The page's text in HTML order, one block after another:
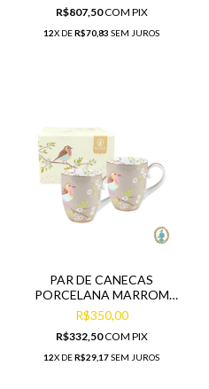
R$807,50COM PIX
12X DER$70,83 SEM JUROS
PAR DE CANECAS
PORCELANA MARROM
CLARO PASSARINHO
R$350,00
R$332,50COM PIX
12X DER$29,17SEM JUROS